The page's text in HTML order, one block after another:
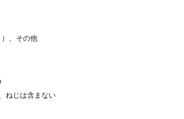
、その他
ねじは含まない